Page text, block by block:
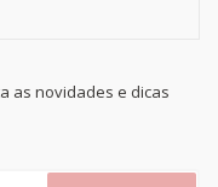
as novidades e dicas